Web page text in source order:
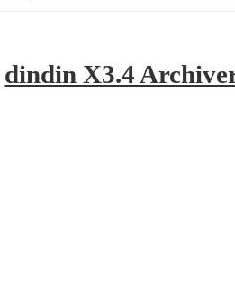
dindin X3.4